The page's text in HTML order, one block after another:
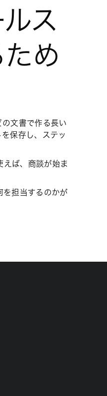
ス
め
の文書で作る長い
保存し、ステッ
えば、商談が始ま
を担当するのかが